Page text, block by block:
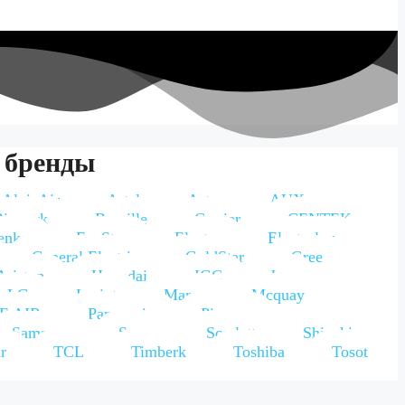
AlpicAir Artel Aster
AUX
Breville Carrier
CENTEK
EcoStar Electra
Electrolux
General Electric
GoldStar
Gree
Hyundai IGC
Jax
LG
Loriot Marsa
Mcquay
AIR
Panasonic
Pioneer
Samsung
Sanyo Scarlett
Shivaki
TCL Timberk Toshiba Tosot